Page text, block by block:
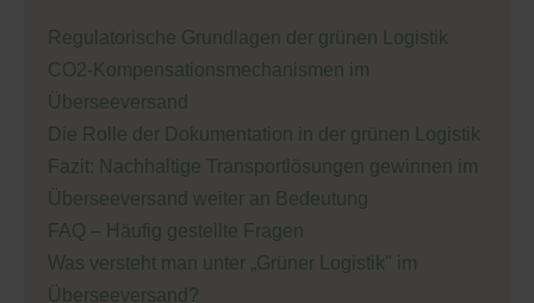
Regulatorische Grundlagen der grünen Logistik
CO2-Kompensationsmechanismen im
Überseeversand
Die Rolle der Dokumentation in der grünen Logistik
Fazit: Nachhaltige Transportlösungen gewinnen im
Überseeversand weiter an Bedeutung
FAQ – Häufig gestellte Fragen
Was versteht man unter „Grüner Logistik" im
Überseeversand?